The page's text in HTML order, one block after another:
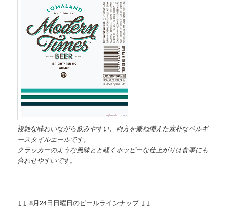
複雑な味わいながら飲みやすい、両方を兼ね備えた素朴なベルギ
ースタイルエールです。
クラッカーのような風味とと軽くホッピーな仕上がりは食事にも
合わせやすいです。
↓↓ 8月24日日曜日のビールラインナップ ↓↓